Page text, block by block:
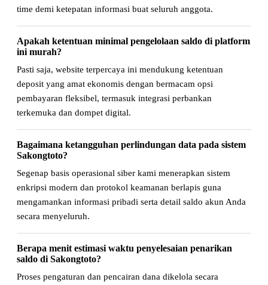
time demi ketepatan informasi buat seluruh anggota.
Apakah ketentuan minimal pengelolaan saldo di platform
ini murah?
Pasti saja, website terpercaya ini mendukung ketentuan
deposit yang amat ekonomis dengan bermacam opsi
pembayaran fleksibel, termasuk integrasi perbankan
terkemuka dan dompet digital.
Bagaimana ketangguhan perlindungan data pada sistem
Sakongtoto?
Segenap basis operasional siber kami menerapkan sistem
enkripsi modern dan protokol keamanan berlapis guna
mengamankan informasi pribadi serta detail saldo akun Anda
secara menyeluruh.
Berapa menit estimasi waktu penyelesaian penarikan
saldo di Sakongtoto?
Proses pengaturan dan pencairan dana dikelola secara